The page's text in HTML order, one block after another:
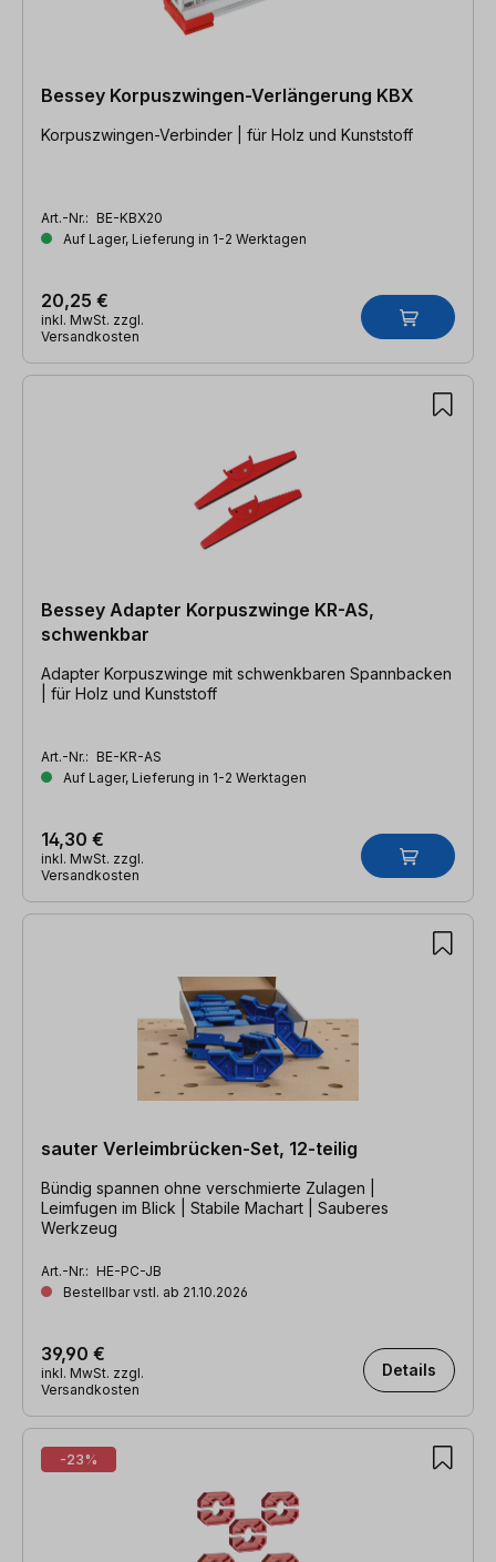
Bessey Korpuszwingen-Verlängerung KBX
Korpuszwingen-Verbinder | für Holz und Kunststoff
Art.-Nr.: BE-KBX20
Auf Lager, Lieferung in 1-2 Werktagen
20,25 €
inkl. MwSt. zzgl.
Versandkosten
Bessey Adapter Korpuszwinge KR-AS,
schwenkbar
Adapter Korpuszwinge mit schwenkbaren Spannbacken
| für Holz und Kunststoff
Art.-Nr.: BE-KR-AS
Auf Lager, Lieferung in 1-2 Werktagen
14,30 €
inkl. MwSt. zzgl.
Versandkosten
sauter Verleimbrücken-Set, 12-teilig
Bündig spannen ohne verschmierte Zulagen |
Leimfugen im Blick | Stabile Machart | Sauberes
Werkzeug
Art.-Nr.: HE-PC-JB
Bestellbar vstl. ab 21.10.2026
39,90 €
inkl. MwSt. zzgl.
Versandkosten
Details
-23%